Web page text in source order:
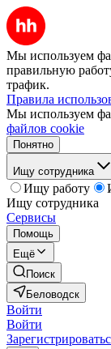
Мы используем
правильную
трафик.
Правила
Мы используем
файлов cookie
Понятно
Ищу сотрудника
Ищу работу
Ищу сотрудника
Сервисы
Помощь
Ещё
Поиск
Беловодск
Войти
Войти